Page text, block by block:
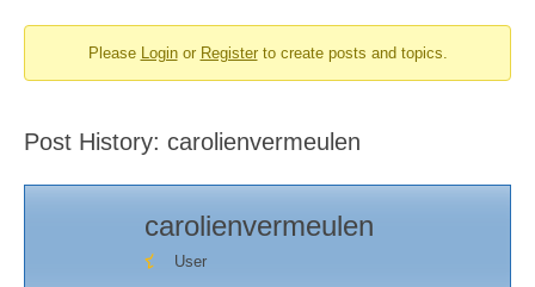
You
here:
Please Loginor Registerto create posts and topics.
Post History: carolienvermeulen
carolienvermeulen
User